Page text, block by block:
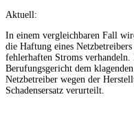
Aktuell:
In einem vergleichbaren Fall
die Haftung eines
fehlerhaften Stroms
Berufungsgericht dem
Netzbetreiber wegen der
Schadensersatz verurteilt.